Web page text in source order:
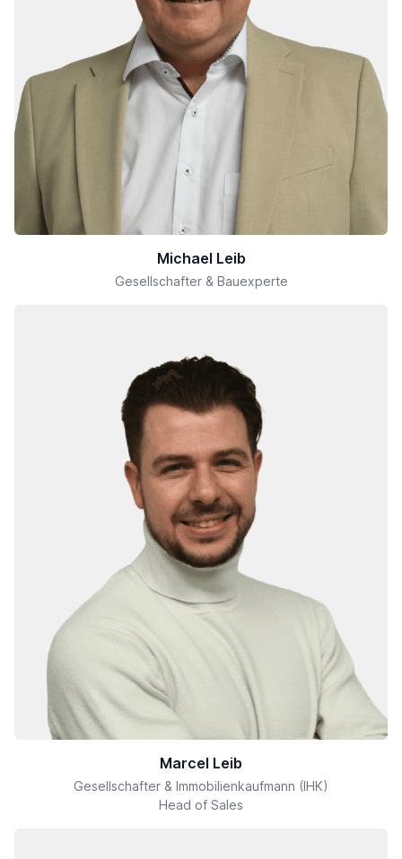
Michael Leib
Gesellschafter & Bauexperte
Marcel Leib
Gesellschafter & Immobilienkaufmann (IHK)
Head of Sales